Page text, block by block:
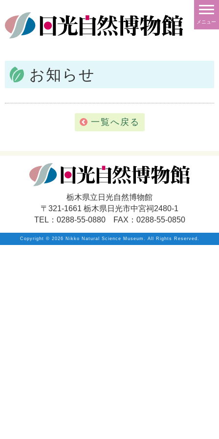
メニュー
お知らせ
一覧へ戻る
栃木県立日光自然博物館
〒321-1661 栃木県日光市中宮祠2480-1
TEL：0288-55-0880 FAX：0288-55-0850
Copyright © 2026 Nikko Natural Science Museum. All Rights Reserved.